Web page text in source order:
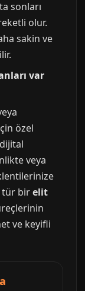
sonları
olur.
sakin ve
var
özel
veya
tür birelit
ve keyifli